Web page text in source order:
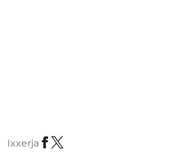
Ixxerja